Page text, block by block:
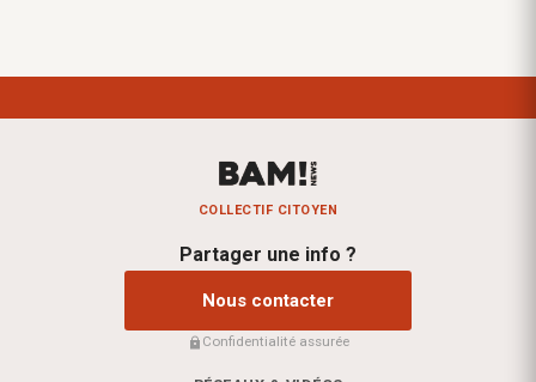
COLLECTIF CITOYEN
Partager une info ?
Nous contacter
Confidentialité assurée